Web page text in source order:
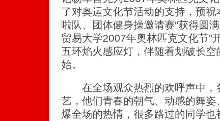
了对奥运文化节活动的支持，预祝
啦队、团体健身操邀请赛”获得圆
贸易大学2007年奥林匹克文化节”
五环焰火感应灯，伴随着划破长
始。
在全场观众热烈的欢呼声中，
艺，他们青春的朝气、动感的舞
爆全场的热情，很多路过的同学